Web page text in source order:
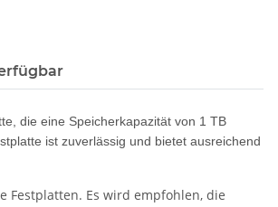
die eine Speicherkapazität von 1 TB
ist zuverlässig und bietet ausreichend
Festplatten. Es wird empfohlen, die